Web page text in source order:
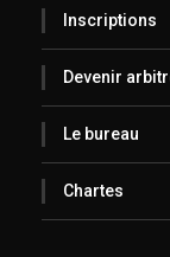
Inscriptions
Devenir
Le bureau
Chartes